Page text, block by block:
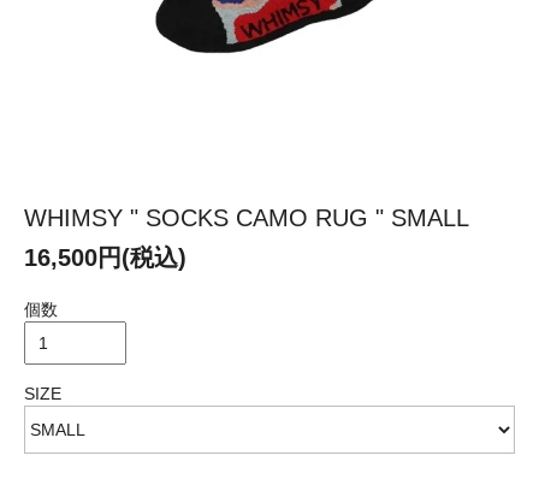
WHIMSY " SOCKS CAMO RUG " SMALL
16,500円(税込)
個数
SIZE